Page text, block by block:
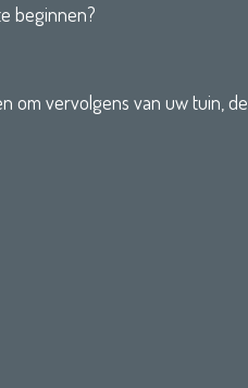
beginnen?
om vervolgens van uw tuin, de